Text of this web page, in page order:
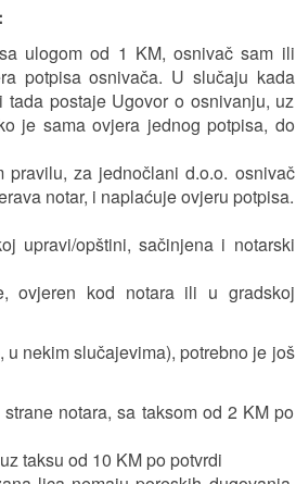
ulogom od 1 KM, osnivač sam ili
potpisa osnivača. U slučaju kada
postaje Ugovor o osnivanju, uz
je sama ovjera jednog potpisa, do
za jednočlani d.o.o. osnivač
notar, i naplaćuje ovjeru potpisa.
upravi/opštini, sačinjena i notarski
ovjeren kod notara ili u gradskoj
nekim slučajevima), potrebno je još
notara, sa taksom od 2 KM po
taksu od 10 KM po potvrdi